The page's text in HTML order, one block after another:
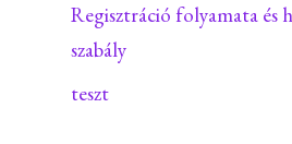
Regisztráció folyamata és
szabály
teszt